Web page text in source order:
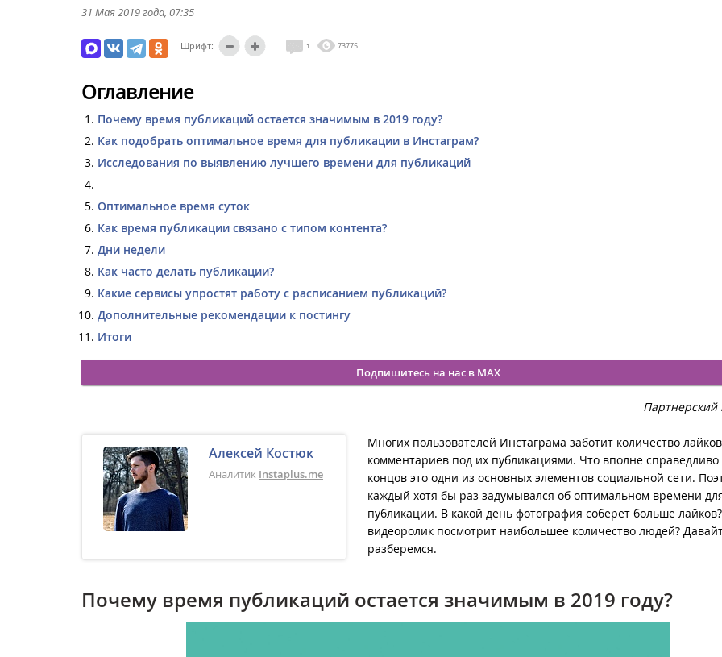
31 Мая 2019 года , 07:35
Шрифт: 1 73775
Оглавление
Почему время публикаций остается значимым в 2019 году?
Как подобрать оптимальное время для публикации в Инстаграм?
Исследования по выявлению лучшего времени для публикаций
Оптимальное время суток
Как время публикации связано с типом контента?
Дни недели
Как часто делать публикации?
Какие сервисы упростят работу с расписанием публикаций?
Дополнительные рекомендации к постингу
Итоги
Подпишитесь на нас в MAX
Партнерский
Алексей Костюк
Аналитик Instaplus.me
Многих пользователей Инстаграма заботит количество
комментариев под их публикациями. Что вполне справедливо
концов это одни из основных элементов социальной сети.
каждый хотя бы раз задумывался об оптимальном времени
публикации. В какой день фотография соберет больше
видеоролик посмотрит наибольшее количество людей?
разберемся.
Почему время публикаций остается значимым в 2019 году?